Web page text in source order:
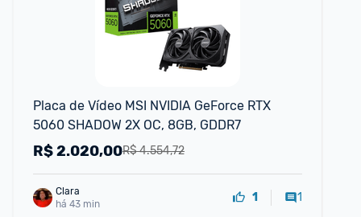
Placa de Vídeo MSI NVIDIA GeForce RTX
5060 SHADOW 2X OC, 8GB, GDDR7
R$ 4.554,72
R$2.020,00
Clara
há 43 min
1 1